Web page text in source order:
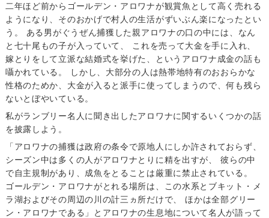
二年ほど前からゴールデン・アロワナが観賞魚として高く売れる
ようになり、そのおかげで村人の生活がずいぶん楽になったとい
う。 ある男がぐうぜん捕獲した親アロワナの口の中には、なん
と七十尾もの子が入っていて、 これを売って大金を手に入れ、
嫁とりをして立派な結婚式を挙げた、というアロワナ成金の話も
囁かれている。 しかし、大部分の人は熱帯地特有のおおらかな
性格のためか、大金が入ると派手に使ってしまうので、何も残ら
ないとぼやいている。
私がランブリー名人に聞き出したアロワナに関するいくつかの話
を披露しよう。
「アロワナの捕獲は政府の条令で原地人にしか許されておらず、
シーズン中は多くの人がアロワナとりに精を出すが、 彼らの中
で自主規制があり、成魚をとることは厳重に禁止されている。
ゴールデン・アロワナがとれる場所は、この水系とブキット・メ
ラ湖およびその周辺の川の計三ヵ所だけで、 ほかは全部グリー
ン・アロワナである」とアロワナの生息地について名人が語って